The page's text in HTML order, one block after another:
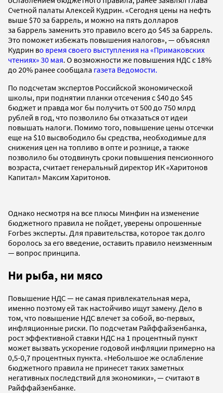
Счетной палаты Алексей Кудрин. «Сегодня цены на нефть
выше $70 за баррель, и можно на пять долларов
за баррель заменить это правило всего до $45 за баррель.
Это поможет избежать повышения налогов», — объяснял
Кудрин во время своего выступления на «Примаковских
чтениях» 30 мая. О возможности же повышения НДС с 18%
до 20% ранее сообщала газета Ведомости.
По подсчетам экспертов Российской экономической
школы, при поднятии планки отсечения с $40 до $45
бюджет и правда мог бы получить от 500 до 750 млрд
рублей в год, что позволило бы отказаться от идеи
повышать налоги. Помимо того, повышение цены отсечки
еще на $10 высвободило бы средства, необходимые для
снижения цен на топливо в опте и рознице, а также
позволило бы отодвинуть сроки повышения пенсионного
возраста, считает генеральный директор ИК «Харитонов
Капитал» Максим Харитонов.
Однако несмотря на все плюсы Минфин на изменение
бюджетного правила не пойдет, уверены опрошенные
Forbes эксперты. Для правительства, которое так долго
боролось за его введение, оставить правило неизменным
— вопрос принципа.
Ни рыба, ни мясо
Повышение НДС — не самая привлекательная мера,
именно поэтому ей так настойчиво ищут замену. Дело в
том, что повышение НДС влечет за собой, во-первых,
инфляционные риски. По подсчетам Райффайзенбанка,
рост эффективной ставки НДС на 1 процентный пункт
может вызвать ускорение годовой инфляции примерно на
0,5-0,7 процентных пункта. «Небольшое же ослабление
бюджетного правила не принесет таких заметных
негативных последствий для экономики», — считают в
Райффайзенбанке.